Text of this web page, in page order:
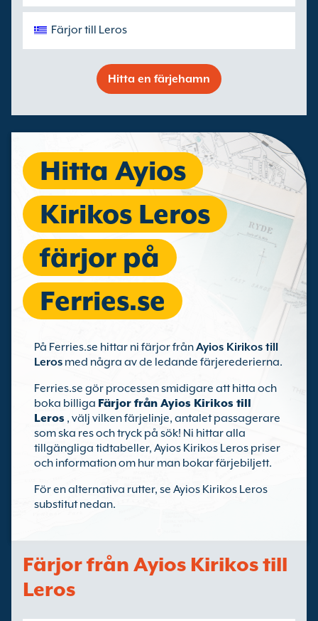
Färjor till Leros
Hitta en färjehamn
Hitta Ayios
Kirikos Leros
färjor på
Ferries.se
På Ferries.se hittar ni färjor frånAyios Kirikos till
Leros med några av de ledande färjerederierna.
Ferries.se gör processen smidigare att hitta och
boka billiga Färjor från Ayios Kirikos till
Leros , välj vilken färjelinje, antalet passagerare
som ska res och tryck på sök! Ni hittar alla
tillgängliga tidtabeller, Ayios Kirikos Leros priser
och information om hur man bokar färjebiljett.
För en alternativa rutter, se Ayios Kirikos Leros
substitut nedan.
Färjor från Ayios Kirikos till
Leros